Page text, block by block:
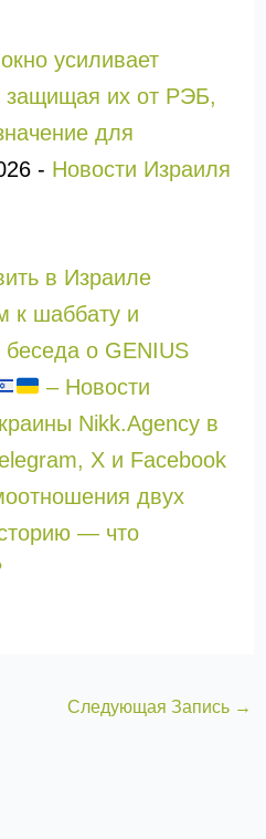
усиливает
защищая их от РЭБ,
для
- Новости Израиля
в Израиле
к шаббату и
о GENIUS
– Новости
Nikk.Agency в
X и Facebook
двух
— что
Следующая Запись →